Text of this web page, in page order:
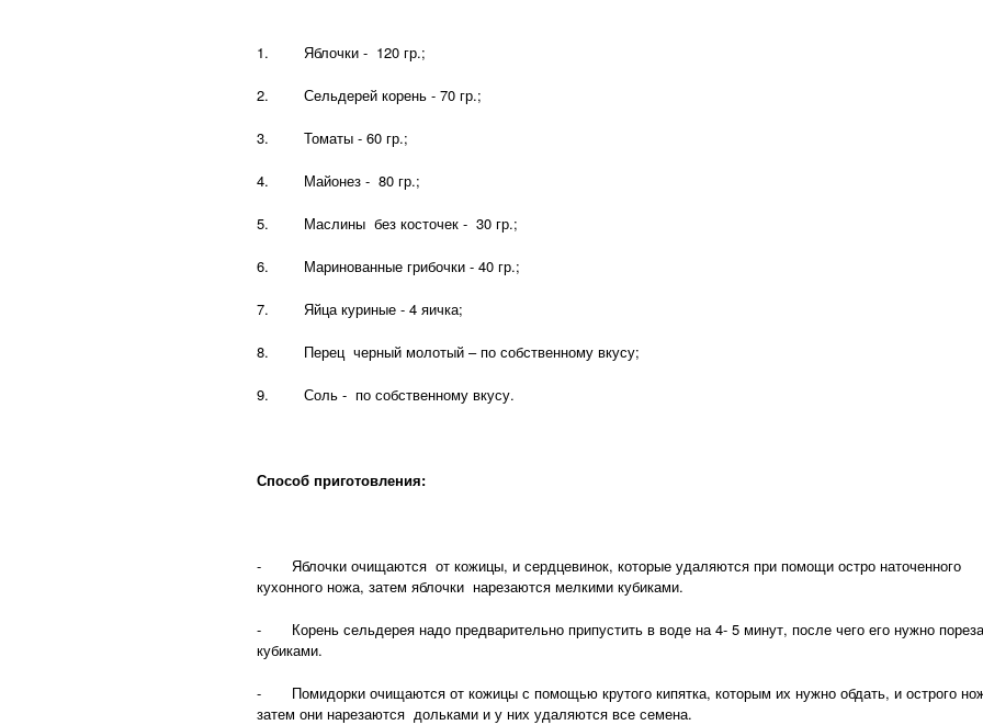
1. Яблочки - 120 гр.;
2. Сельдерей корень - 70 гр.;
3. Томаты - 60 гр.;
4. Майонез - 80 гр.;
5. Маслины без косточек - 30 гр.;
6. Маринованные грибочки - 40 гр.;
7. Яйца куриные - 4 яичка;
8. Перец черный молотый – по собственному вкусу;
9. Соль - по собственному вкусу.
Способ приготовления:
- Яблочки очищаются от кожицы, и сердцевинок, которые удаляются при помощи остро наточенного
кухонного ножа, затем яблочки нарезаются мелкими кубиками.
- Корень сельдерея надо предварительно припустить в воде на 4- 5 минут, после чего его нужно
кубиками.
- Помидорки очищаются от кожицы с помощью крутого кипятка, которым их нужно обдать, и острого
затем они нарезаются дольками и у них удаляются все семена.